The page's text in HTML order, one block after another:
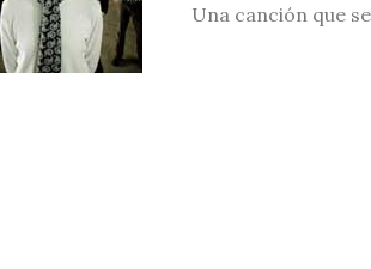
Una canción que